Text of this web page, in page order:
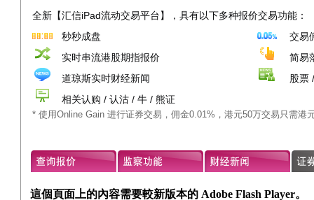
全新【汇信iPad流动交易平台】，具有以下多种报价交易功能：
秒秒成盘
交易
实时串流港股期指报价
简易
道琼斯实时财经新闻
股票
相关认购 / 认沽 / 牛 / 熊证
* 使用Online Gain 进行证券交易，佣金0.01%，港元50万交易只需港
這個頁面上的內容需要較新版本的 Adobe Flash Player。